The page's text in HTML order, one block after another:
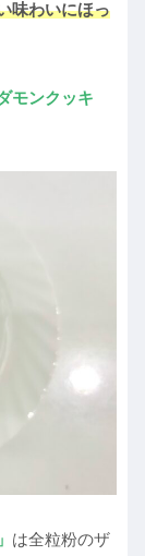
味わいにほっ
モンクッキ
は全粒粉のザ